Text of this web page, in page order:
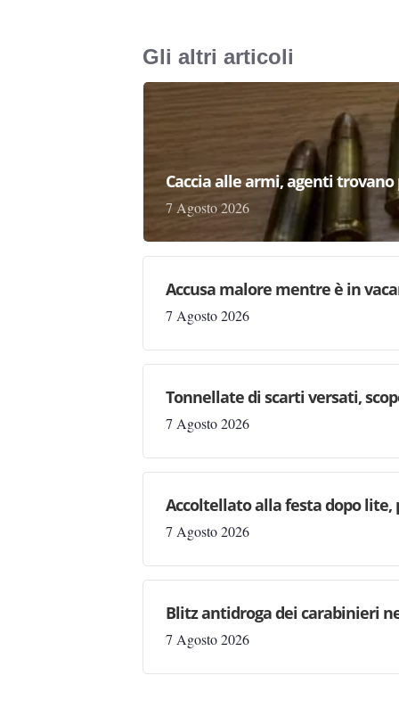
Gli altri articoli
Caccia alle armi, agenti
7 Agosto 2026
Accusa malore mentre è in
7 Agosto 2026
Tonnellate di scarti versati,
7 Agosto 2026
Accoltellato alla festa dopo lite,
7 Agosto 2026
Blitz antidroga dei carabinieri
7 Agosto 2026